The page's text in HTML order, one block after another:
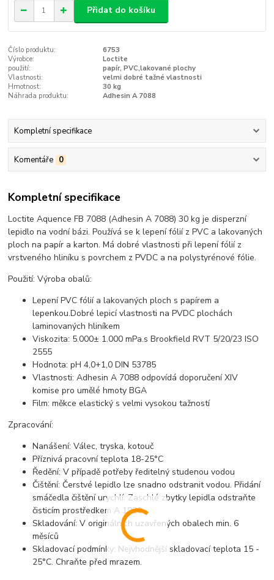
Přidat do košíku
Číslo produktu:
6753
Výrobce:
Loctite
použití:
papír, PVC,lakované plochy
Vlastnosti:
velmi dobré tažné vlastnosti
Hmotnost:
30 kg
Náhrada produktu:
Adhesin A 7088
Kompletní specifikace
Komentáře 0
Kompletní specifikace
Loctite Aquence FB 7088 (Adhesin A 7088) 30 kg je disperzní
lepidlo na vodní bázi. Používá se k lepení fólií z PVC a lakovaných
ploch na papír a karton. Má dobré vlastnosti při lepení fólií z
vrstveného hliníku s povrchem z PVDC a na polystyrénové fólie.
Použití: Výroba obalů:
Lepení PVC fólií a lakovaných ploch s papírem a
lepenkou.Dobré lepicí vlastnosti na PVDC plochách
laminovaných hliníkem
Viskozita: 5.000± 1.000 mPa.s Brookfield RVT 5/20/23 ISO
2555
Hodnota: pH 4,0+1,0 DIN 53785
Vlastnosti: Adhesin A 7088 odpovídá doporučení XIV
komise pro umělé hmoty BGA
Film: měkce elastický s velmi vysokou tažností
Zpracování:
Nanášení: Válec, tryska, kotouč
Příznivá pracovní teplota 18-25°C
Ředění: V případě potřeby ředitelný studenou vodou
Čištění: Čerstvé lepidlo lze snadno odstranit vodou. Přidání
smáčedla čištění urychlí. Zaschlé zbytky lepidla odstraňte
čisticím prostředkem A 1920
Skladování: V originálních uzavřených obalech min. 6
měsíců
Skladovací podmínky: Nejvhodnější skladovací teplota 15 -
25°C. Chraňte před mrazem.